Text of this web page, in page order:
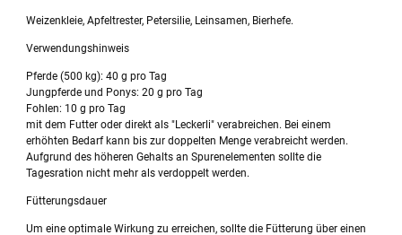
Weizenkleie, Apfeltrester, Petersilie, Leinsamen, Bierhefe.
Verwendungshinweis
Pferde (500 kg): 40 g pro Tag
Jungpferde und Ponys: 20 g pro Tag
Fohlen: 10 g pro Tag
mit dem Futter oder direkt als "Leckerli" verabreichen. Bei einem
erhöhten Bedarf kann bis zur doppelten Menge verabreicht werden.
Aufgrund des höheren Gehalts an Spurenelementen sollte die
Tagesration nicht mehr als verdoppelt werden.
Fütterungsdauer
Um eine optimale Wirkung zu erreichen, sollte die Fütterung über einen